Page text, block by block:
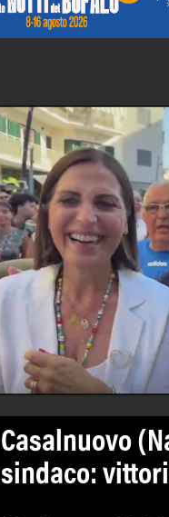
Casalnuovo
sindaco: